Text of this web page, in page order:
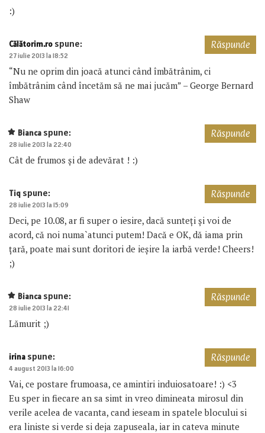
:)
Călătorim.ro spune:
27 iulie 2013 la 18:52
“Nu ne oprim din joacă atunci când îmbătrânim, ci
îmbătrânim când încetăm să ne mai jucăm” – George Bernard
Shaw
Răspunde
Bianca spune:
28 iulie 2013 la 22:40
Cât de frumos și de adevărat ! :)
Răspunde
Tiq spune:
28 iulie 2013 la 15:09
Deci, pe 10.08, ar fi super o iesire, dacă sunteţi şi voi de
acord, că noi numa`atunci putem! Dacă e OK, dă iama prin
ţară, poate mai sunt doritori de ieşire la iarbă verde! Cheers!
;)
Răspunde
Bianca spune:
28 iulie 2013 la 22:41
Lămurit ;)
Răspunde
irina spune:
4 august 2013 la 16:00
Vai, ce postare frumoasa, ce amintiri induiosatoare! :) <3
Eu sper in fiecare an sa simt in vreo dimineata mirosul din
verile acelea de vacanta, cand ieseam in spatele blocului si
era liniste si verde si deja zapuseala, iar in cateva minute
Răspunde